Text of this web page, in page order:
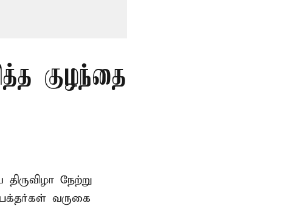
குழந்தை
நேற்று
வருகை